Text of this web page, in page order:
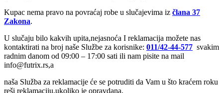
Kupac nema pravo na povraćaj robe u slučajevima iz člana 37
Zakona.
U slučaju bilo kakvih upita,nejasnoća I reklamacija možete nas
kontaktirati na broj naše Službe za korisnike: 011/42-44-577 svakim
radnim danom od 09:00 – 17:00 sati ili nam pisite na mail
info@futrix.rs,a
naša Služba za reklamacije će se potruditi da Vam u što kraćem roku
reši reklamaciju,ukoliko je opravdana.